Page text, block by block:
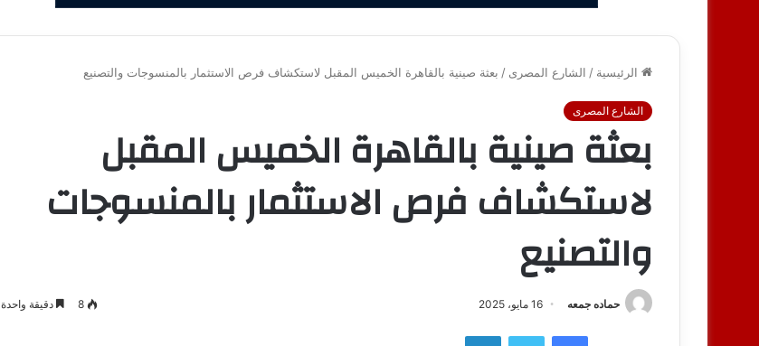
الرئيسية / الشارع المصرى / بعثة صينية بالقاهرة الخميس المقبل لاستكشاف فرص الاستثمار بالمنسوجات والتصنيع
الشارع المصرى
بعثة صينية بالقاهرة الخميس المقبل
لاستكشاف فرص الاستثمار بالمنسوجات
والتصنيع
حماده جمعه 16 مايو، 2025 8 دقيقة واحدة
فيسبوك تويتر لينكدإن